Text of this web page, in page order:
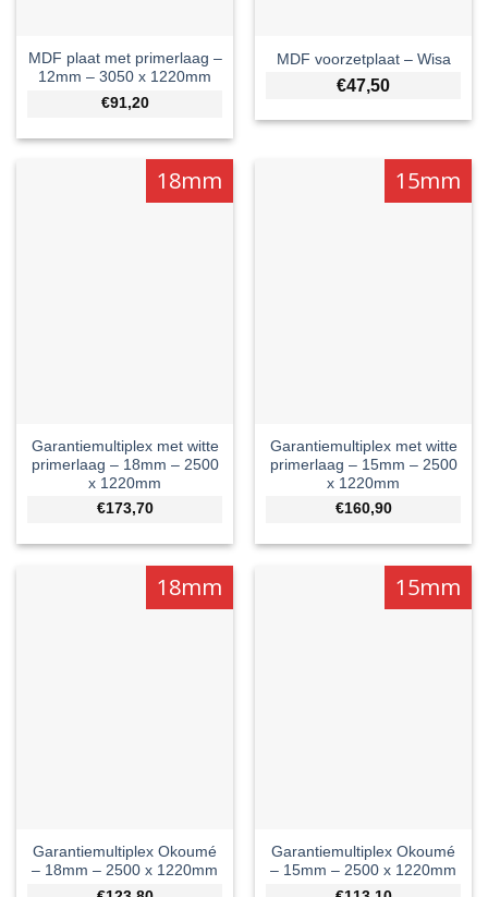
MDF plaat met primerlaag –
12mm – 3050 x 1220mm
€91,20
MDF voorzetplaat – Wisa
€47,50
18mm
Garantiemultiplex met witte
primerlaag – 18mm – 2500
x 1220mm
€173,70
15mm
Garantiemultiplex met witte
primerlaag – 15mm – 2500
x 1220mm
€160,90
18mm
Garantiemultiplex Okoumé
– 18mm – 2500 x 1220mm
15mm
Garantiemultiplex Okoumé
– 15mm – 2500 x 1220mm